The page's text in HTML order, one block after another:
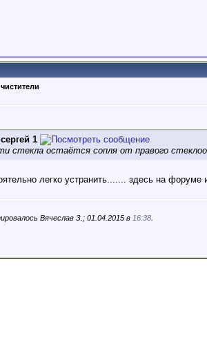
сергей 1
стекла остаётся сопля от правого
легко устранить....... здесь на форуме
Вячеслав З.; 01.04.2015 в 16:38